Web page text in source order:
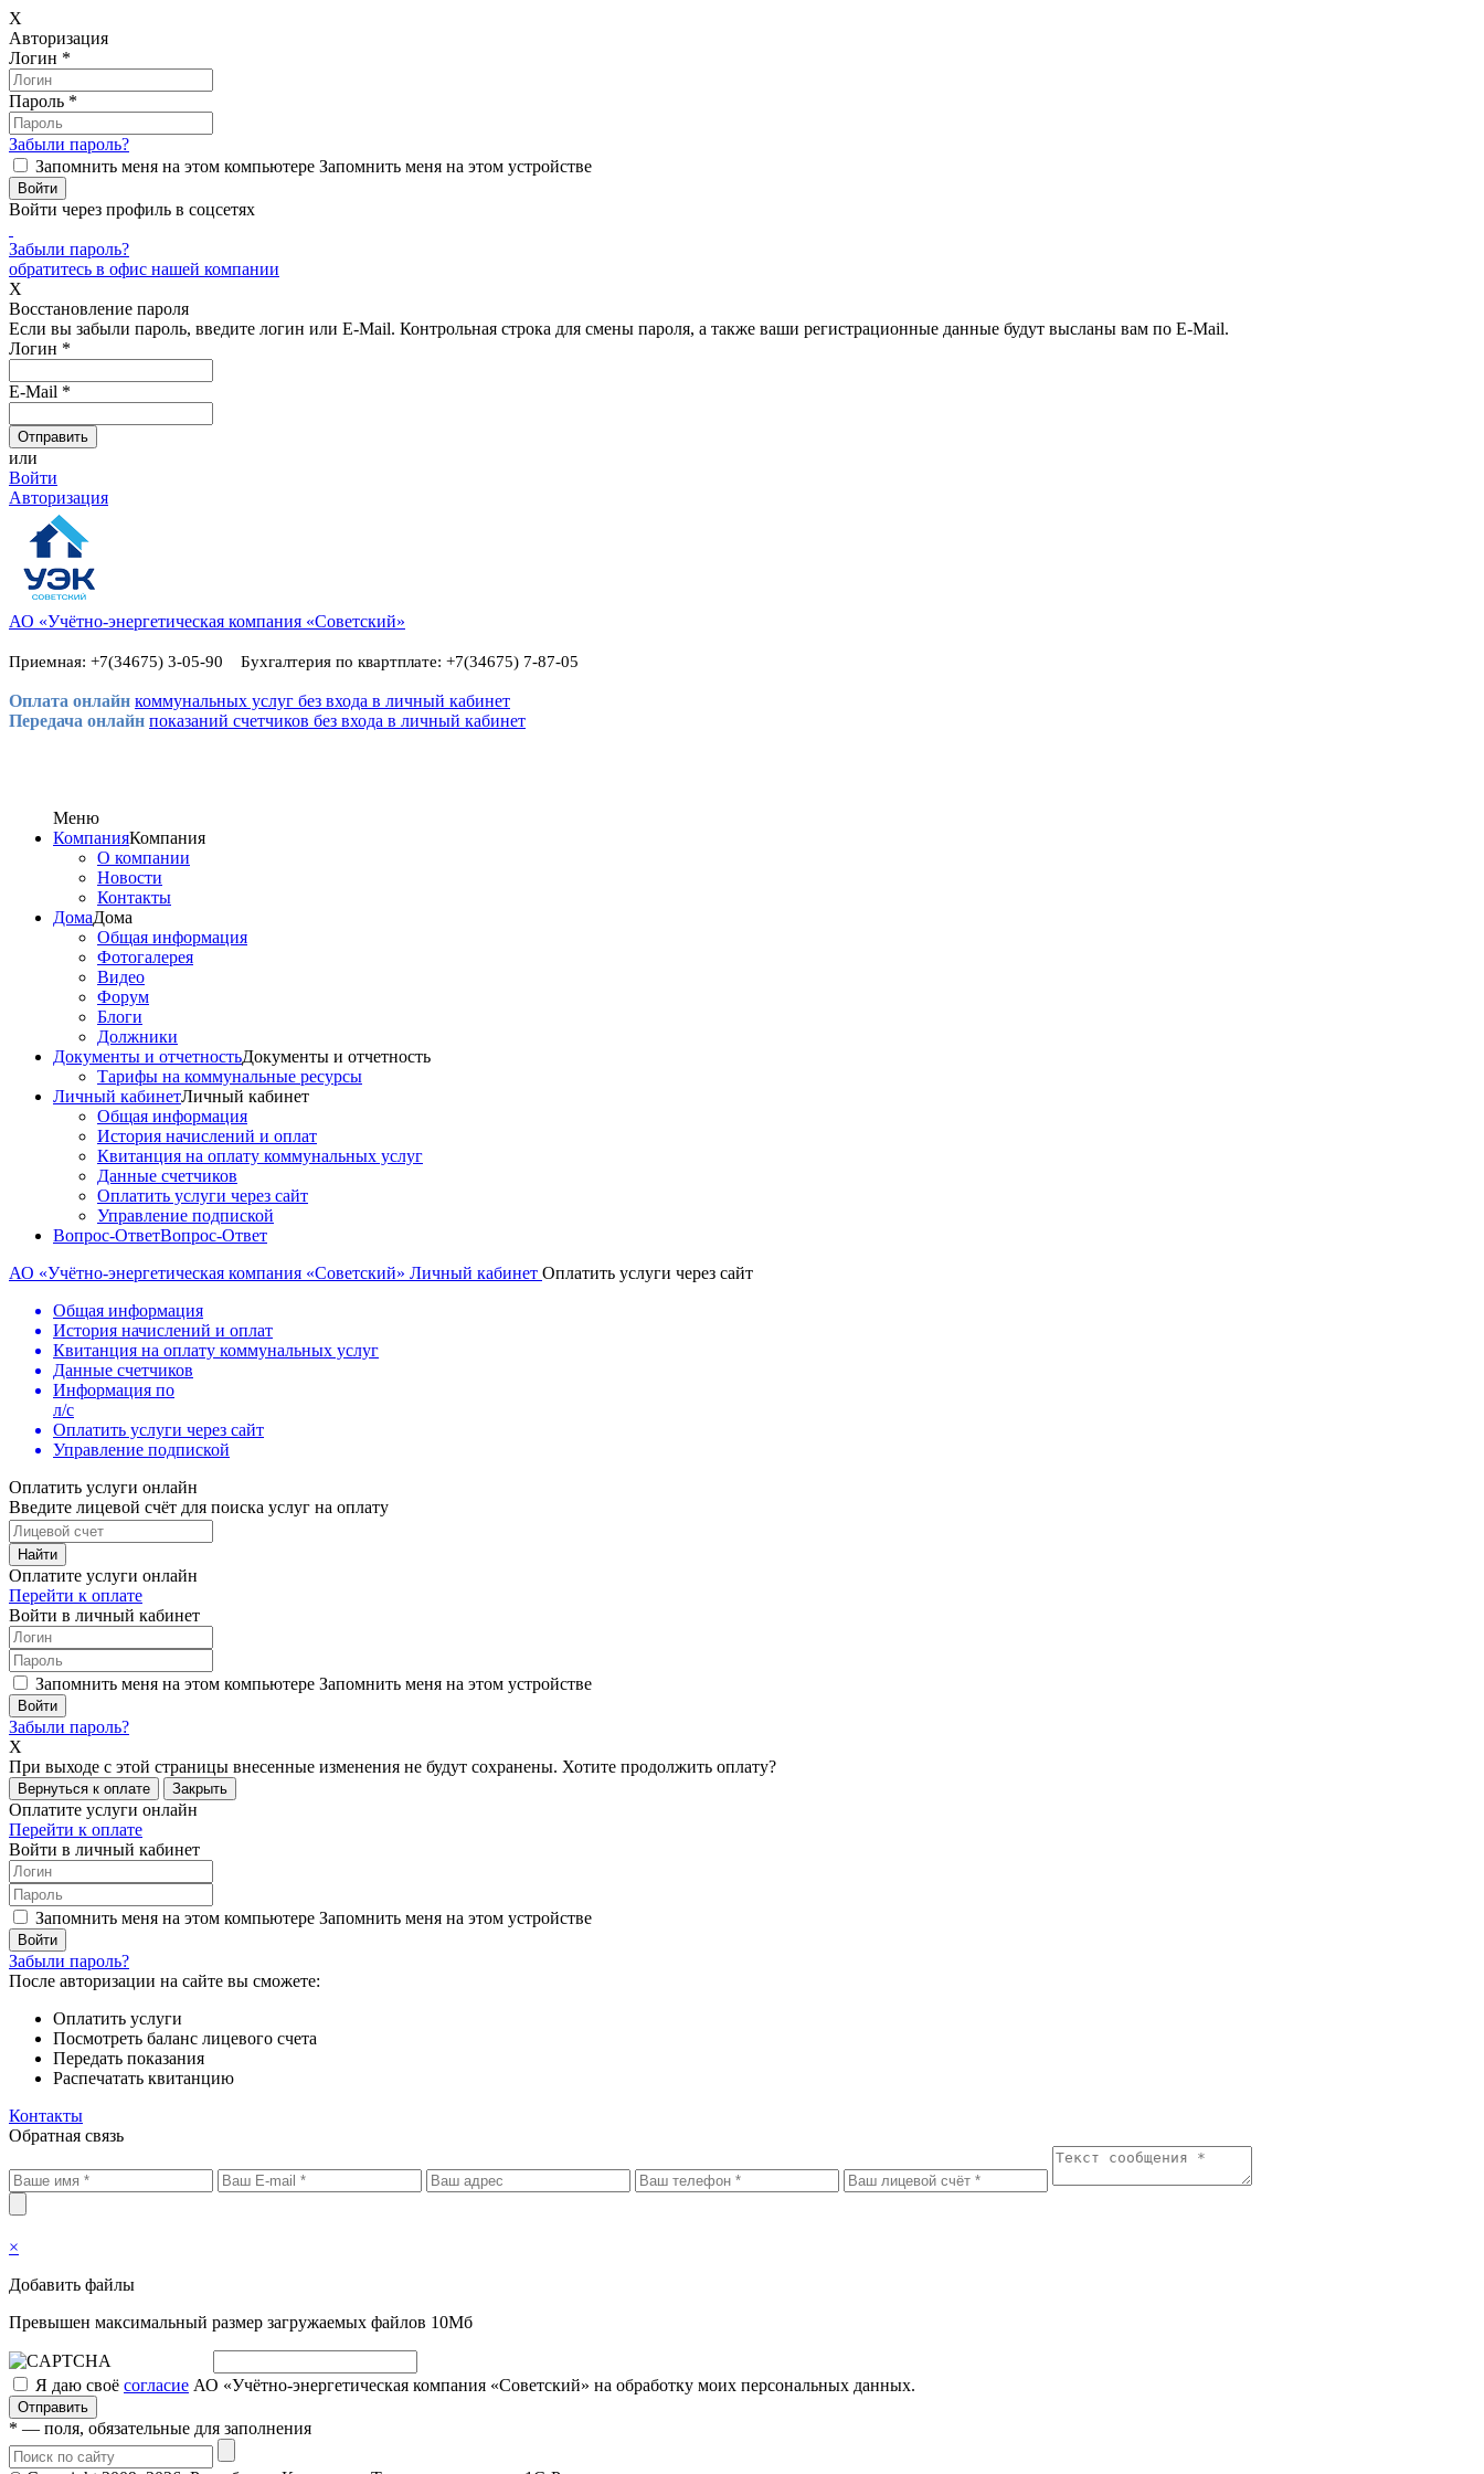
X
Авторизация
Логин *
Пароль *
Забыли пароль?
Запомнить меня на этом компьютере Запомнить меня на этом устройстве
Войти через профиль в соцсетях
Забыли пароль?
обратитесь в офис нашей компании
X
Восстановление пароля
Если вы забыли пароль, введите логин или E-Mail. Контрольная строка для смены пароля, а также ваши регистрационные данные будут высланы вам по E-Mail.
Логин *
E-Mail *
или
Войти
Авторизация
АО «Учётно-энергетическая компания «Советский»
Приемная: +7(34675) 3-05-90 Бухгалтерия по квартплате: +7(34675) 7-87-05
Оплата онлайн коммунальных услуг без входа в личный кабинет
Передача онлайн показаний счетчиков без входа в личный кабинет
Меню
КомпанияКомпания
О компании
Новости
Контакты
ДомаДома
Общая информация
Фотогалерея
Видео
Форум
Блоги
Должники
Документы и отчетностьДокументы и отчетность
Тарифы на коммунальные ресурсы
Личный кабинетЛичный кабинет
Общая информация
История начислений и оплат
Квитанция на оплату коммунальных услуг
Данные счетчиков
Оплатить услуги через сайт
Управление подпиской
Вопрос-ОтветВопрос-Ответ
АО «Учётно-энергетическая компания «Советский» Личный кабинет Оплатить услуги через сайт
Общая информация
История начислений и оплат
Квитанция на оплату коммунальных услуг
Данные счетчиков
Информация по
л/c
Оплатить услуги через сайт
Управление подпиской
Оплатить услуги онлайн
Введите лицевой счёт для поиска услуг на оплату
Найти
Оплатите услуги онлайн
Перейти к оплате
Войти в личный кабинет
Запомнить меня на этом компьютере Запомнить меня на этом устройстве
Забыли пароль?
X
При выходе с этой страницы внесенные изменения не будут сохранены. Хотите продолжить оплату?
Вернуться к оплате Закрыть
Оплатите услуги онлайн
Перейти к оплате
Войти в личный кабинет
Запомнить меня на этом компьютере Запомнить меня на этом устройстве
Забыли пароль?
После авторизации на сайте вы сможете:
Оплатить услуги
Посмотреть баланс лицевого счета
Передать показания
Распечатать квитанцию
Контакты
Обратная связь
×
Добавить файлы
Превышен максимальный размер загружаемых файлов 10Мб
Я даю своё согласие АО «Учётно-энергетическая компания «Советский» на обработку моих персональных данных.
Отправить
* — поля, обязательные для заполнения